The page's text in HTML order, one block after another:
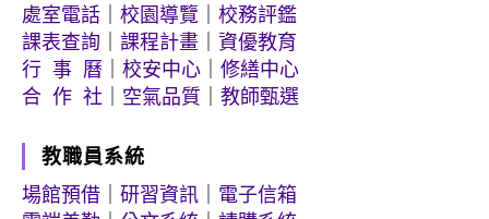
處室電話
校園導覽
校務評鑑
課表查詢
課程計畫
資優教育
行 事 曆
校安中心
修繕中心
合 作 社
空氣品質 教師甄選
教職員系統
場館預借
研習資訊
電子信箱